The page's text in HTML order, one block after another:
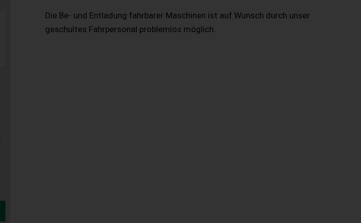
Die Be- und Entladung fahrbarer Maschinen ist auf Wunsch durch unser
geschultes Fahrpersonal problemlos möglich.